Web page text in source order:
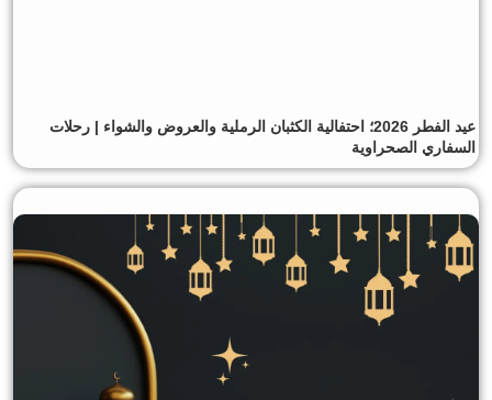
عيد الفطر 2026؛ احتفالية الكثبان الرملية والعروض والشواء | رحلات
السفاري الصحراوية